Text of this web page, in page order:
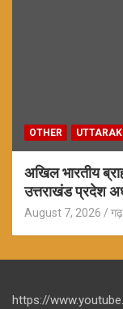
OTHER
अखिल भारतीय
उत्तराखंड प्रदेश
August 7, 2026
https://